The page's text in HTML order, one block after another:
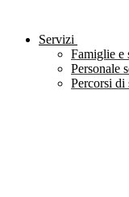
Servizi
Famiglie e
Personale
Percorsi di